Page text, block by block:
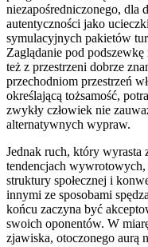
niezapośredniczonego, dla
autentyczności jako
symulacyjnych pakietów
Zaglądanie pod
też z przestrzeni dobrze
przechodniom przestrzeń
określającą tożsamość,
zwykły człowiek nie
alternatywnych wypraw.
Jednak ruch, który wyrasta
tendencjach
struktury społecznej i
innymi ze sposobami
końcu zaczyna być
swoich oponentów. W
zjawiska, otoczonego aurą